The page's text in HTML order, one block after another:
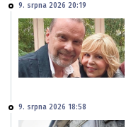
9. srpna 2026 20:19
9. srpna 2026 18:58